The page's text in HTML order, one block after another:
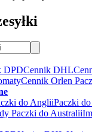
DPDCennik DHL
Cennik Orlen
do AngliiPaczki
Paczki do Australii